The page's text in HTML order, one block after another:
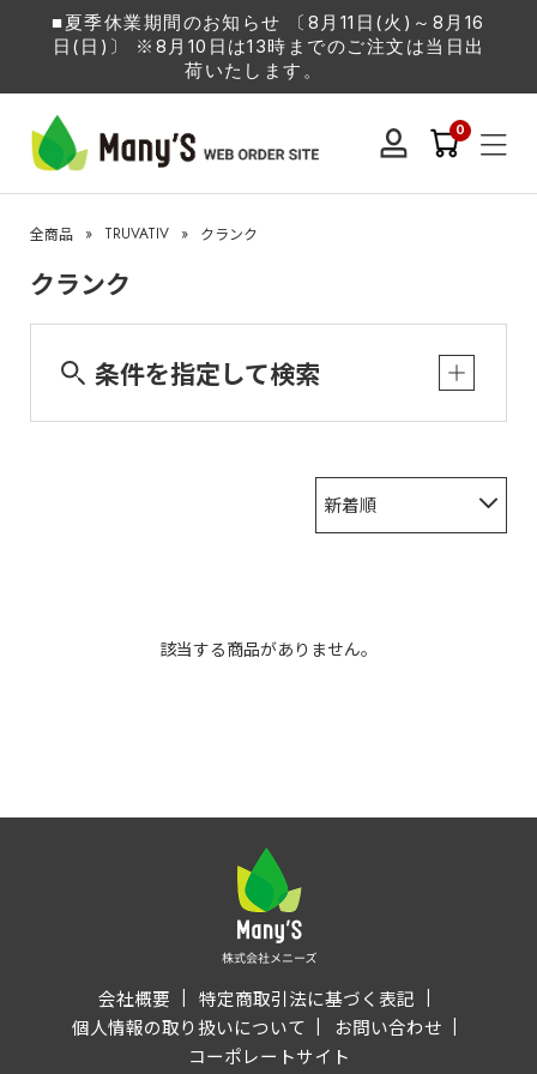
■夏季休業期間のお知らせ 〔8月11日(火)～8月16
日(日)〕 ※8月10日は13時までのご注文は当日出
荷いたします。
0
全商品 » TRUVATIV » クランク
クランク
条件を指定して検索
新着順
該当する商品がありません。
会社概要
特定商取引法に基づく表記
個人情報の取り扱いについて
お問い合わせ
コーポレートサイト